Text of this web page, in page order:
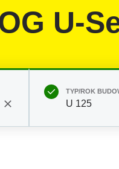
English
U-
TYP/ROK
U 125